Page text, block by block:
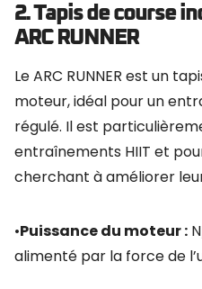
2. Tapis de course
ARC RUNNER
Le ARC RUNNER est un
moteur, idéal pour un
régulé. Il est
entraînements HIIT et
cherchant à améliorer
•Puissance du moteur :
alimenté par la force de